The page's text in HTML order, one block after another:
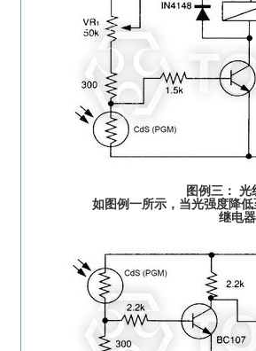
图例三： 光
如图例一所示，当光强度降
继电器